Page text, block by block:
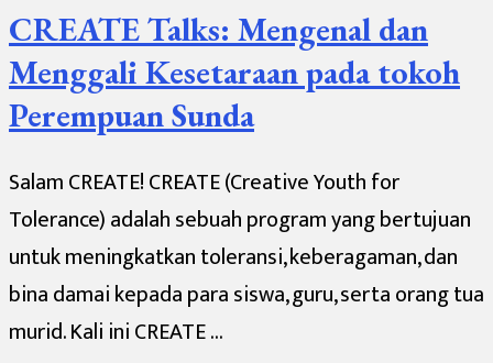
CREATE Talks: Mengenal dan
Menggali Kesetaraan pada tokoh
Perempuan Sunda
Salam CREATE! CREATE (Creative Youth for
Tolerance) adalah sebuah program yang bertujuan
untuk meningkatkan toleransi, keberagaman, dan
bina damai kepada para siswa, guru, serta orang tua
murid. Kali ini CREATE …